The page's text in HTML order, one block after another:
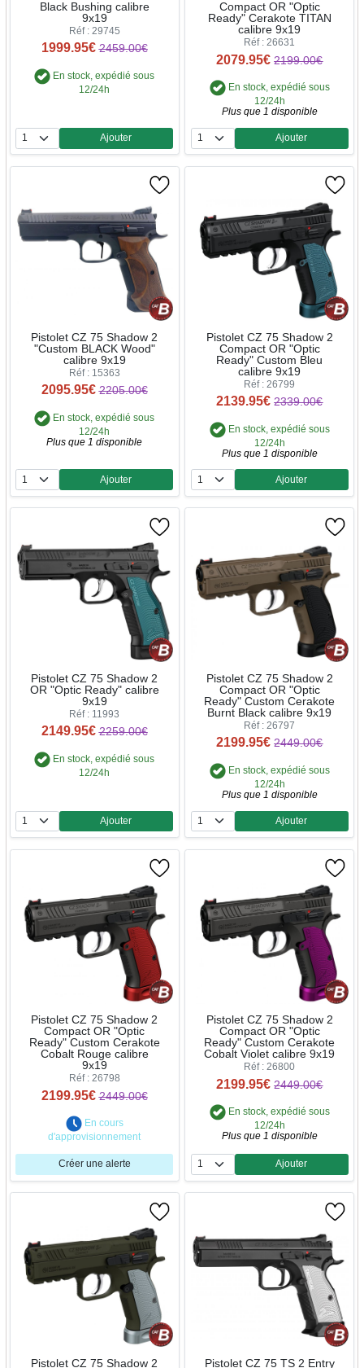
Black Bushing calibre
9x19
Réf : 29745
1999.95€ 2459.00€
En stock, expédié sous
12/24h
Quantité
Ajouter
Compact OR "Optic
Ready" Cerakote TITAN
calibre 9x19
Réf : 26631
2079.95€ 2199.00€
En stock, expédié sous
12/24h
Plus que 1 disponible
Quantité
Ajouter
Pistolet CZ 75 Shadow 2
"Custom BLACK Wood"
calibre 9x19
Réf : 15363
2095.95€ 2205.00€
En stock, expédié sous
12/24h
Plus que 1 disponible
Quantité
Ajouter
Pistolet CZ 75 Shadow 2
Compact OR "Optic
Ready" Custom Bleu
calibre 9x19
Réf : 26799
2139.95€ 2339.00€
En stock, expédié sous
12/24h
Plus que 1 disponible
Quantité
Ajouter
Pistolet CZ 75 Shadow 2
OR "Optic Ready" calibre
9x19
Réf : 11993
2149.95€ 2259.00€
En stock, expédié sous
12/24h
Quantité
Ajouter
Pistolet CZ 75 Shadow 2
Compact OR "Optic
Ready" Custom Cerakote
Burnt Black calibre 9x19
Réf : 26797
2199.95€ 2449.00€
En stock, expédié sous
12/24h
Plus que 1 disponible
Quantité
Ajouter
Pistolet CZ 75 Shadow 2
Compact OR "Optic
Ready" Custom Cerakote
Cobalt Rouge calibre
9x19
Réf : 26798
2199.95€ 2449.00€
En cours
d'approvisionnement
Créer une alerte
Pistolet CZ 75 Shadow 2
Compact OR "Optic
Ready" Custom Cerakote
Cobalt Violet calibre 9x19
Réf : 26800
2199.95€ 2449.00€
En stock, expédié sous
12/24h
Plus que 1 disponible
Quantité
Ajouter
Pistolet CZ 75 Shadow 2
Pistolet CZ 75 TS 2 Entry